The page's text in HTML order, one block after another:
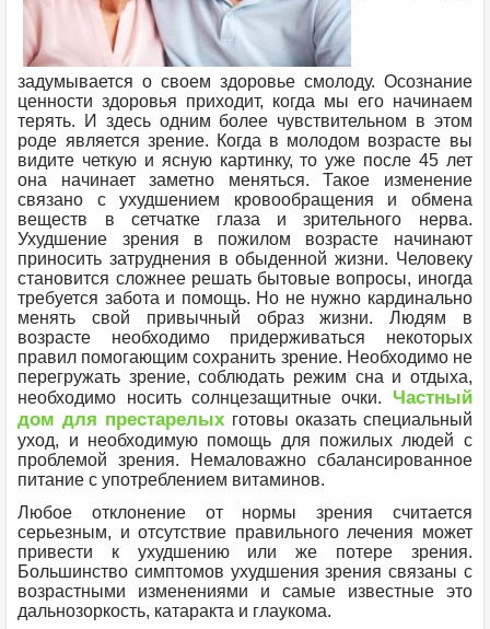
задумывается о своем здоровье смолоду. Осознание
ценности здоровья приходит, когда мы его начинаем
терять. И здесь одним более чувствительном в этом
роде является зрение. Когда в молодом возрасте вы
видите четкую и ясную картинку, то уже после 45 лет
она начинает заметно меняться. Такое изменение
связано с ухудшением кровообращения и обмена
веществ в сетчатке глаза и зрительного нерва.
Ухудшение зрения в пожилом возрасте начинают
приносить затруднения в обыденной жизни. Человеку
становится сложнее решать бытовые вопросы, иногда
требуется забота и помощь. Но не нужно кардинально
менять свой привычный образ жизни. Людям в
возрасте необходимо придерживаться некоторых
правил помогающим сохранить зрение. Необходимо не
перегружать зрение, соблюдать режим сна и отдыха,
необходимо носить солнцезащитные очки. Частный
дом для престарелых готовы оказать специальный
уход, и необходимую помощь для пожилых людей с
проблемой зрения. Немаловажно сбалансированное
питание с употреблением витаминов.
Любое отклонение от нормы зрения считается
серьезным, и отсутствие правильного лечения может
привести к ухудшению или же потере зрения.
Большинство симптомов ухудшения зрения связаны с
возрастными изменениями и самые известные это
дальнозоркость, катаракта и глаукома.